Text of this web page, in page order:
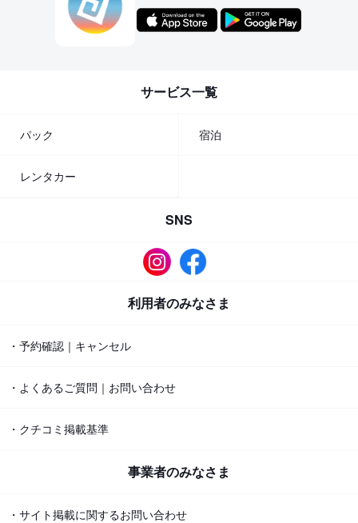
サービス一覧
パック 宿泊
レンタカー
SNS
利用者のみなさま
・予約確認｜キャンセル
・よくあるご質問｜お問い合わせ
・クチコミ掲載基準
事業者のみなさま
・サイト掲載に関するお問い合わせ